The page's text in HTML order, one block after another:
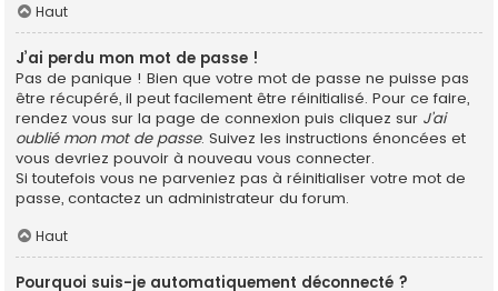
Haut
J’ai perdu mon mot de passe !
Pas de panique ! Bien que votre mot de passe ne puisse pas
être récupéré, il peut facilement être réinitialisé. Pour ce faire,
rendez vous sur la page de connexion puis cliquez sur J’ai
oublié mon mot de passe. Suivez les instructions énoncées et
vous devriez pouvoir à nouveau vous connecter.
Si toutefois vous ne parveniez pas à réinitialiser votre mot de
passe, contactez un administrateur du forum.
Haut
Pourquoi suis-je automatiquement déconnecté ?